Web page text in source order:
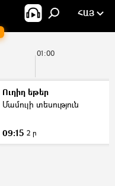
ՀԱՅ
01:00
Ուղիղ եթեր
Մամուլի տեսություն
09:15 2 ր